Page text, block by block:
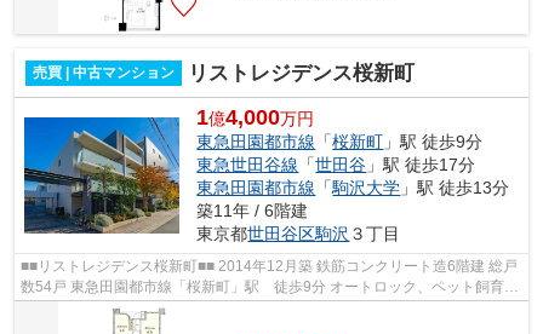
売買 | 中古マンション リストレジデンス桜新町
1億4,000万円
東急田園都市線 「桜新町 」駅 徒歩9分
東急世田谷線 「世田谷 」駅 徒歩17分
東急田園都市線 「駒沢大学 」駅 徒歩13分
築11年 / 6階建
東京都世田谷区駒沢 ３丁目
■■リストレジデンス桜新町■■ 2014年12月築 鉄筋コンクリート造6階建 総戸
数54戸 東急田園都市線「桜新町」駅 徒歩9分 オートロック、ペット飼育